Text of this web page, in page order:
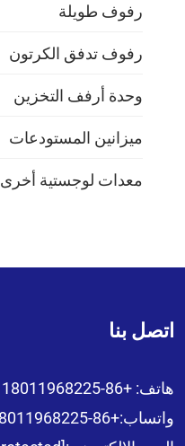
رفوف طويلة
رفوف تدفق الكرتون
وحدة أرفف التخزين
ميزانين المستودعات
معدات لوجستية أخرى
اتصل بنا
هاتف: +86-18011968225
واتساب:+86-18011968225